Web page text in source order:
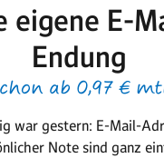
eigene E-
Endung
ab 0,97 €
war gestern: E-Mail-
Note sind ganz